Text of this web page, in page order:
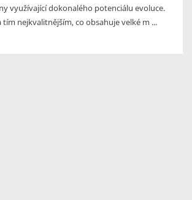
využívající dokonalého potenciálu evoluce.
tím nejkvalitnějším, co obsahuje velké m ...